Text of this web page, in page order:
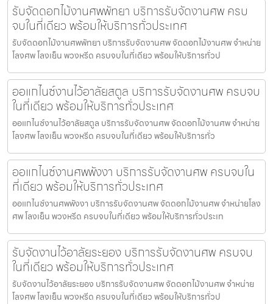
รับจัดดอกไม้งานศพพัทยา บริการรับจัดงานศพ ครบ
จบในที่เดียว พร้อมให้บริการทั่วประเทศ
รับจัดดอกไม้งานศพพัทยา บริการรับจัดงานศพ จัดดอกไม้งานศพ จำหน่าย
โลงศพ โลงเย็น พวงหรีด ครบจบในที่เดียว พร้อมให้บริการทั่วป
ออแกไนซ์งานไว้อาลัยสตูล บริการรับจัดงานศพ ครบจบ
ในที่เดียว พร้อมให้บริการทั่วประเทศ
ออแกไนซ์งานไว้อาลัยสตูล บริการรับจัดงานศพ จัดดอกไม้งานศพ จำหน่าย
โลงศพ โลงเย็น พวงหรีด ครบจบในที่เดียว พร้อมให้บริการทั่ว
ออแกไนซ์งานศพพังงา บริการรับจัดงานศพ ครบจบใน
ที่เดียว พร้อมให้บริการทั่วประเทศ
ออแกไนซ์งานศพพังงา บริการรับจัดงานศพ จัดดอกไม้งานศพ จำหน่ายโลง
ศพ โลงเย็น พวงหรีด ครบจบในที่เดียว พร้อมให้บริการทั่วประเท
รับจัดงานไว้อาลัยระยอง บริการรับจัดงานศพ ครบจบ
ในที่เดียว พร้อมให้บริการทั่วประเทศ
รับจัดงานไว้อาลัยระยอง บริการรับจัดงานศพ จัดดอกไม้งานศพ จำหน่าย
โลงศพ โลงเย็น พวงหรีด ครบจบในที่เดียว พร้อมให้บริการทั่วป